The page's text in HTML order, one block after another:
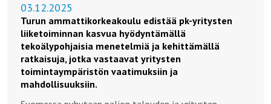
03.12.2025
Turun ammattikorkeakoulu edistää pk-yritysten
liiketoiminnan kasvua hyödyntämällä
tekoälypohjaisia menetelmiä ja kehittämällä
ratkaisuja, jotka vastaavat yritysten
toimintaympäristön vaatimuksiin ja
mahdollisuuksiin.